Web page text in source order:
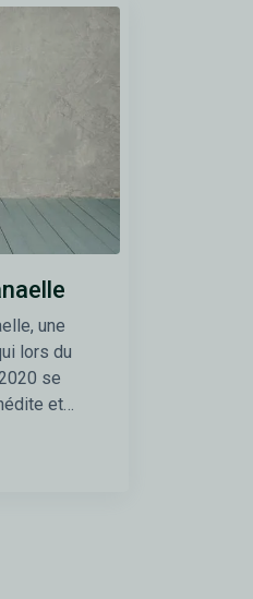
une
lors du
se
et